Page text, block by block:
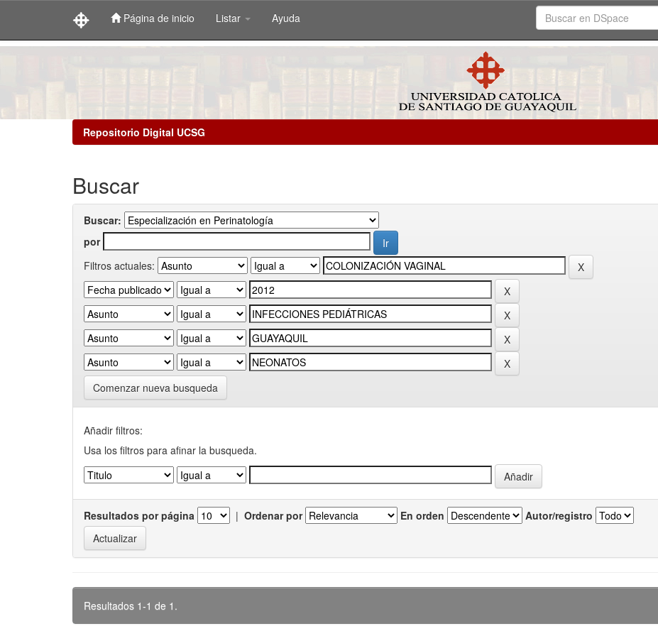
Página de inicio Listar Ayuda
Repositorio Digital UCSG
Buscar
Buscar:
por
Filtros actuales:
Comenzar nueva busqueda
Añadir filtros:
Usa los filtros para afinar la busqueda.
Resultados por página | Ordenar por En orden Autor/registro
Resultados 1-1 de 1.